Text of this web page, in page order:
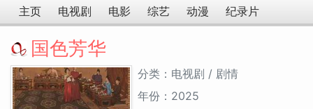
主页 电视剧 电影 综艺 动漫 纪录片
国色芳华
分类：电视剧 / 剧情
年份：2025